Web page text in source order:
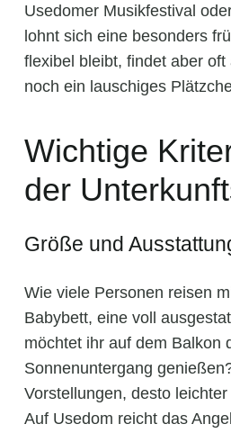
Usedomer Musikfestival
lohnt sich eine besonders
flexibel bleibt, findet aber
noch ein lauschiges
Wichtige
der
Größe und
Wie viele Personen reisen
Babybett, eine voll
möchtet ihr auf dem Balkon
Sonnenuntergang
Vorstellungen, desto
Auf Usedom reicht das